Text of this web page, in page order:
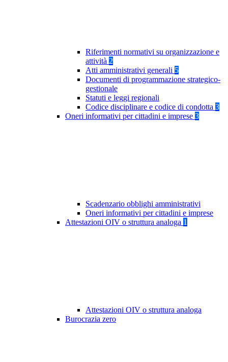
Riferimenti normativi su organizzazione e
attività 2
Atti amministrativi generali 5
Documenti di programmazione strategico-
gestionale
Statuti e leggi regionali
Codice disciplinare e codice di condotta 3
Oneri informativi per cittadini e imprese 3
Scadenzario obblighi amministrativi
Oneri informativi per cittadini e imprese
Attestazioni OIV o struttura analoga 1
Attestazioni OIV o struttura analoga
Burocrazia zero